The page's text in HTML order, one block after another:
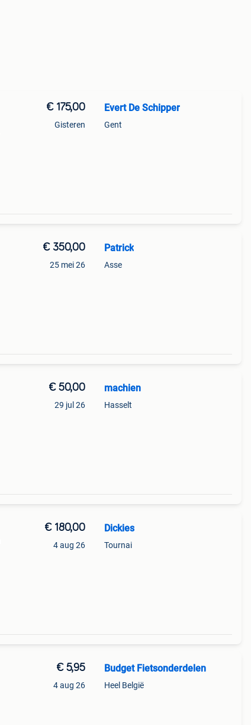
€ 175,00
Gisteren
Evert De Schipper
Gent
€ 350,00
25 mei 26
Patrick
Asse
€ 50,00
29 jul 26
machien
Hasselt
€ 180,00
4 aug 26
Dickies
Tournai
€ 5,95
4 aug 26
Budget Fietsonderdelen
Heel België